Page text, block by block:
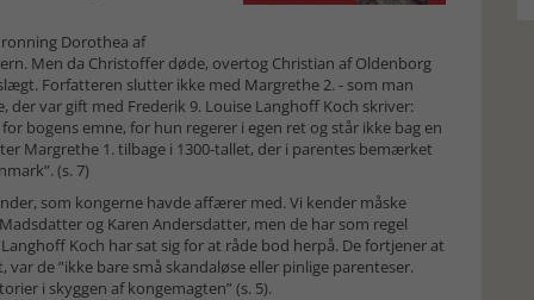
Dorothea af
Men da Christoffer døde, overtog Christian af Oldenborg
Forfatteren slutter ikke med Margrethe 2. - som man
var gift med Frederik 9. Louise Langhoff Koch skriver:
bogens emne, for hun regerer i egen ret og står ikke bag en
Margrethe 1. tilbage i 1300-tallet, der i parentes bemærket
(s. 7)
som kongerne havde affærer med. Vi kender måske
og Karen Andersdatter, men de har som regel
Koch har sat sig for at råde bod herpå. De fortjener at
de ”ikke bare små skandaløse eller pinlige parenteser.
i skyggen af kongemagten” (s. 5).